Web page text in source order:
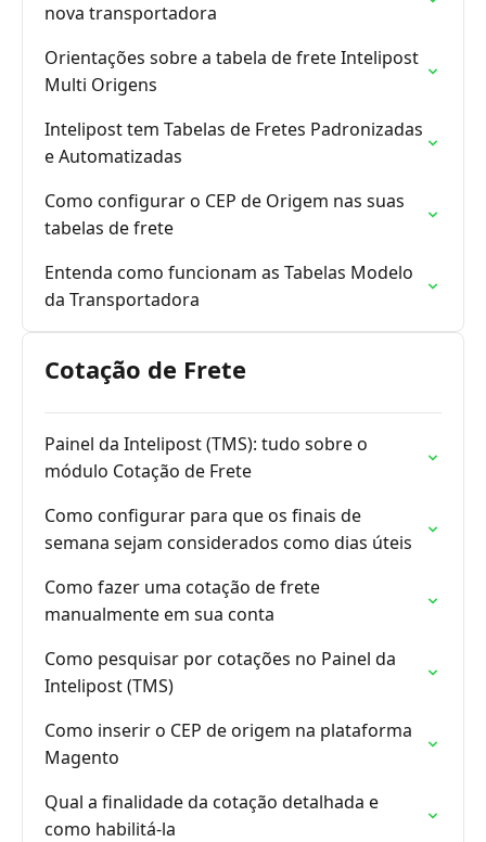
nova transportadora
Orientações sobre a tabela de frete Intelipost
Multi Origens
Intelipost tem Tabelas de Fretes Padronizadas
e Automatizadas
Como configurar o CEP de Origem nas suas
tabelas de frete
Entenda como funcionam as Tabelas Modelo
da Transportadora
Cotação de Frete
Painel da Intelipost (TMS): tudo sobre o
módulo Cotação de Frete
Como configurar para que os finais de
semana sejam considerados como dias úteis
Como fazer uma cotação de frete
manualmente em sua conta
Como pesquisar por cotações no Painel da
Intelipost (TMS)
Como inserir o CEP de origem na plataforma
Magento
Qual a finalidade da cotação detalhada e
como habilitá-la